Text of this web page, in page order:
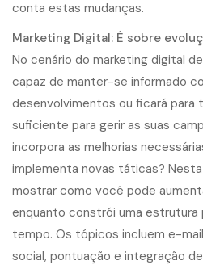
conta estas mudanças.
Marketing Digital: É sobre
No cenário do marketing digital
capaz de manter-se informado
desenvolvimentos ou ficará para
suficiente para gerir as suas
incorpora as melhorias
implementa novas táticas?
mostrar como você pode
enquanto constrói uma estrutura
tempo. Os tópicos incluem e-
social, pontuação e integração